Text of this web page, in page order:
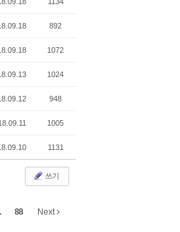
892
1072
1024
948
1005
1131
쓰기
88 Next